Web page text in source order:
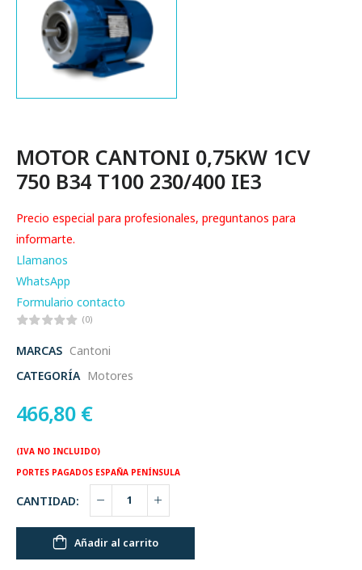
MOTOR CANTONI 0,75KW 1CV
750 B34 T100 230/400 IE3
Precio especial para profesionales, preguntanos para
informarte.
Llamanos
WhatsApp
Formulario contacto
(0)
MARCAS Cantoni
CATEGORÍA Motores
466,80 €
(IVA NO INCLUIDO)
PORTES PAGADOS ESPAÑA PENÍNSULA
CANTIDAD:
Añadir al carrito